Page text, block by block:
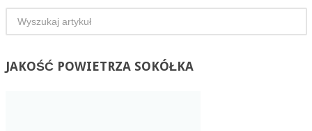
JAKOŚĆPOWIETRZA SOKÓŁKA